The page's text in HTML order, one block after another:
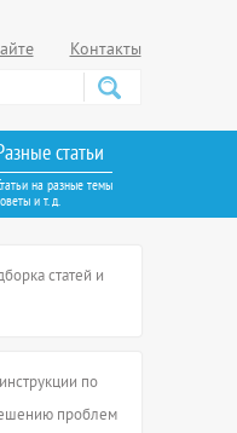
статьи
на разные темы
и т. д.
Контакты
статей и
по
проблем